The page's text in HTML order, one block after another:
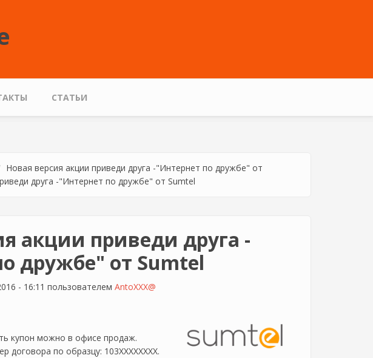
СТАТЬИ
Новая версия акции приведи друга -"Интернет по дружбе" от
друга -"Интернет по дружбе" от Sumtel
акции приведи друга -
дружбе" от Sumtel
- 16:11 пользователем AntoXXX@
купон можно в офисе продаж.
по образцу: 103XXXXXXXX.